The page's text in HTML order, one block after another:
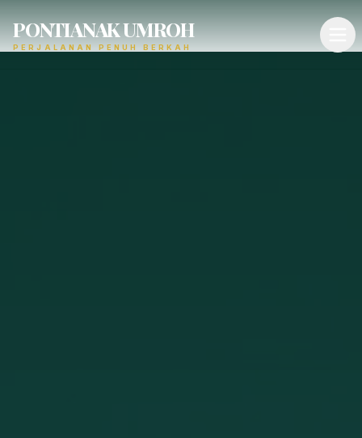
PONTIANAK UMROH
PERJALANAN PENUH BERKAH